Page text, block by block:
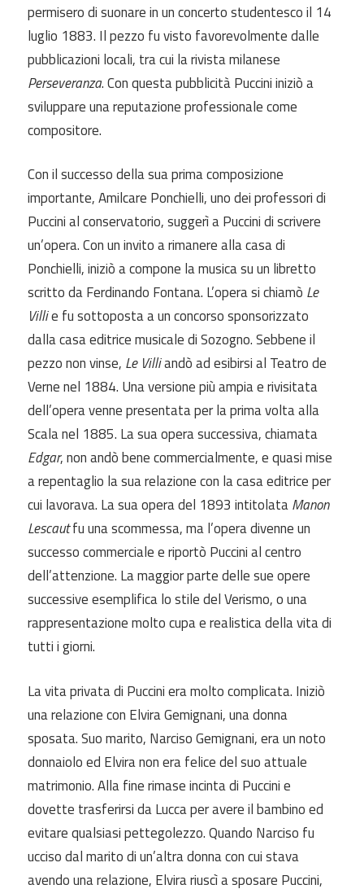
permisero di suonare in un concerto studentesco il 14
luglio 1883. Il pezzo fu visto favorevolmente dalle
pubblicazioni locali, tra cui la rivista milanese
Perseveranza. Con questa pubblicità Puccini iniziò a
sviluppare una reputazione professionale come
compositore.
Con il successo della sua prima composizione
importante, Amilcare Ponchielli, uno dei professori di
Puccini al conservatorio, suggerì a Puccini di scrivere
un’opera. Con un invito a rimanere alla casa di
Ponchielli, iniziò a compone la musica su un libretto
scritto da Ferdinando Fontana. L’opera si chiamò Le
Villie fu sottoposta a un concorso sponsorizzato
dalla casa editrice musicale di Sozogno. Sebbene il
pezzo non vinse, Le Villiandò ad esibirsi al Teatro de
Verne nel 1884. Una versione più ampia e rivisitata
dell’opera venne presentata per la prima volta alla
Scala nel 1885. La sua opera successiva, chiamata
Edgar, non andò bene commercialmente, e quasi mise
a repentaglio la sua relazione con la casa editrice per
cui lavorava. La sua opera del 1893 intitolataManon
Lescautfu una scommessa, ma l’opera divenne un
successo commerciale e riportò Puccini al centro
dell’attenzione. La maggior parte delle sue opere
successive esemplifica lo stile del Verismo, o una
rappresentazione molto cupa e realistica della vita di
tutti i giorni.
La vita privata di Puccini era molto complicata. Iniziò
una relazione con Elvira Gemignani, una donna
sposata. Suo marito, Narciso Gemignani, era un noto
donnaiolo ed Elvira non era felice del suo attuale
matrimonio. Alla fine rimase incinta di Puccini e
dovette trasferirsi da Lucca per avere il bambino ed
evitare qualsiasi pettegolezzo. Quando Narciso fu
ucciso dal marito di un’altra donna con cui stava
avendo una relazione, Elvira riuscì a sposare Puccini,